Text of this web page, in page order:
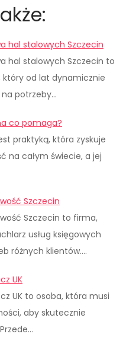
hal stalowych Szczecin
hal stalowych Szczecin to
który od lat dynamicznie
potrzeby…
co pomaga?
praktyką, która zyskuje
na całym świecie, a jej
Szczecin
Szczecin to firma,
usług księgowych
różnych klientów.…
UK
UK to osoba, która musi
aby skutecznie